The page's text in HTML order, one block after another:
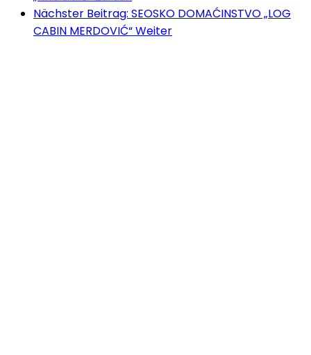
Nächster Beitrag: SEOSKO DOMAĆINSTVO „LOG
CABIN MERDOVIĆ“Weiter